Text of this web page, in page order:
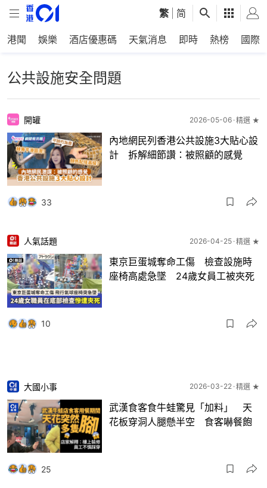
繁 简
港聞 娛樂 酒店優惠碼 天氣消息 即時 熱榜 國際
公共設施安全問題
開罐 2026-05-06 精選 ★
內地網民列香港公共設施3大貼心設
計 拆解細節讚：被照顧的感覺
33
人氣話題 2026-04-25 精選 ★
東京巨蛋城奪命工傷 檢查設施時
座椅高處急墜 24歲女員工被夾死
10
大國小事 2026-03-22 精選 ★
武漢食客食牛蛙驚見「加料」 天
花板穿洞人腿懸半空 食客嚇餐飽
25